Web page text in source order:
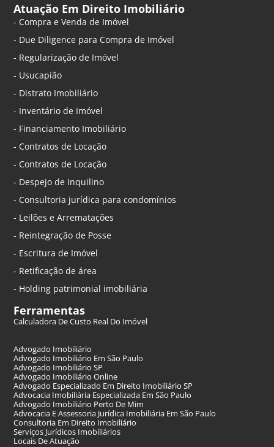
Atuação Em Direito Imobiliário
- Compra e Venda de Imóvel
- Due Diligence para Compra de Imóvel
- Regularização de Imóvel
- Usucapião
- Distrato Imobiliário
- Inventário de Imóvel
- Financiamento Imobiliário
- Contratos de Locação
- Contratos de Locação
- Despejo de Inquilino
- Consultoria jurídica para condomínios
- Leilões e Arrematações
- Reintegração de Posse
- Escritura de Imóvel
- Retificação de área
- Holding patrimonial imobiliária
Ferramentas
Calculadora De Custo Real Do Imóvel
Advogado Imobiliário
Advogado Imobiliário Em São Paulo
Advogado Imobiliário SP
Advogado Imobiliário Online
Advogado Especializado Em Direito Imobiliário SP
Advocacia Imobiliária Especializada Em São Paulo
Advogado Imobiliário Perto De Mim
Advocacia E Assessoria Jurídica Imobiliária Em São Paulo
Consultoria Em Direito Imobiliário
Serviços Jurídicos Imobiliários
Locais De Atuação